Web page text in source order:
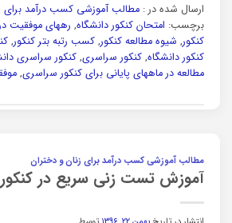
ارسال شده در : مطالب آموزشی کسب درآمد برای
برچسب: امتحان کنکور دانشگاه, رههای موفقیت
کنکور, شیوه مطالعه کنکور, کسب رتبه بتر کنکور,
کنکور دانشگاه, کنکور سراسری, کنکور سراسری
مطالعه در ماههای پایانی برای کنکور سراسری,
مطالب آموزشی کسب درآمد برای زنان و دختران
آموزش تست زنی سریع در